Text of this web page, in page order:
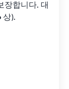
장합니다. 대
상).